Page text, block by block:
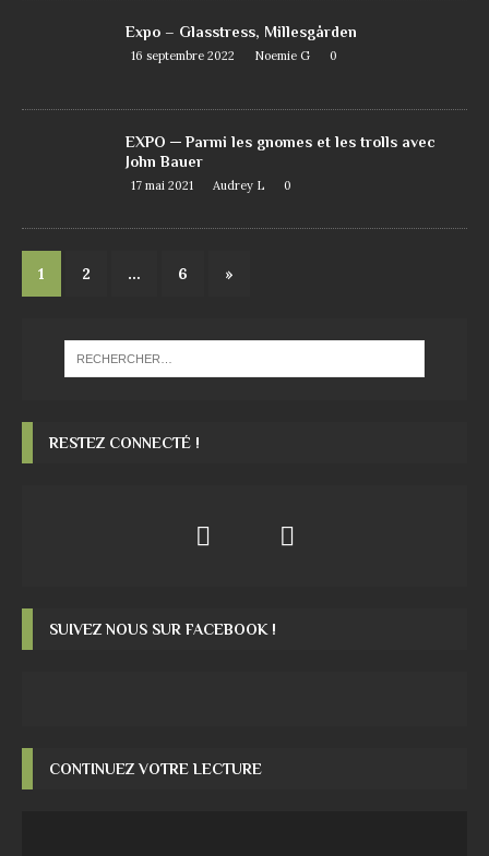
Expo – Glasstress, Millesgården
16 septembre 2022 Noemie G 0
EXPO ─ Parmi les gnomes et les trolls avec
John Bauer
17 mai 2021 Audrey L 0
1 2 … 6 »
RESTEZ CONNECTÉ !
SUIVEZ NOUS SUR FACEBOOK !
CONTINUEZ VOTRE LECTURE